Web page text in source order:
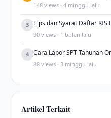
148 views · 4 minggu lalu
3 Tips dan Syarat Daftar KIS
90 views · 1 bulan lalu
4 Cara Lapor SPT Tahunan
88 views · 3 minggu lalu
Artikel Terkait